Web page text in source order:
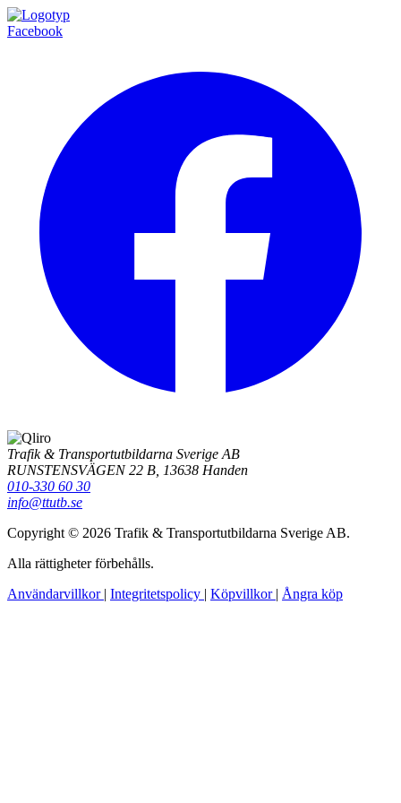
Facebook
Trafik & Transportutbildarna Sverige AB
RUNSTENSVÄGEN 22 B, 13638 Handen
010-330 60 30
info@ttutb.se
Copyright © 2026 Trafik & Transportutbildarna Sverige AB.
Alla rättigheter förbehålls.
Användarvillkor | Integritetspolicy | Köpvillkor | Ångra köp